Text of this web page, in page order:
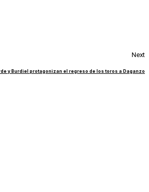
Next
y Burdiel protagonizan el regreso de los toros a Daganzo